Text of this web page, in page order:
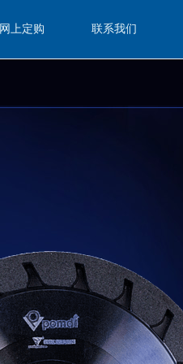
网上定购 联系我们